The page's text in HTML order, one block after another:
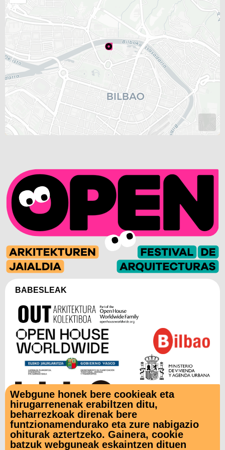
BABESLEAK
LAGUNTZAILEAK
Webgune honek bere cookieak eta
hirugarrenenak erabiltzen ditu,
beharrezkoak direnak bere
funtzionamendurako eta zure nabigazio
ohiturak aztertzeko. Gainera, cookie
batzuk webguneak eskaintzen dituen